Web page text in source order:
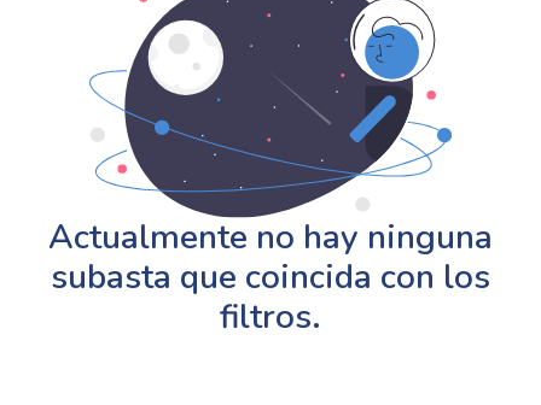
Actualmente no hay ninguna
subasta que coincida con los
filtros.